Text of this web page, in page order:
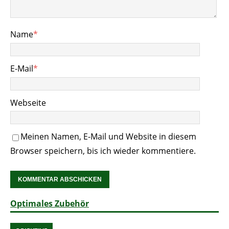
Name*
E-Mail*
Webseite
Meinen Namen, E-Mail und Website in diesem
Browser speichern, bis ich wieder kommentiere.
Optimales Zubehör